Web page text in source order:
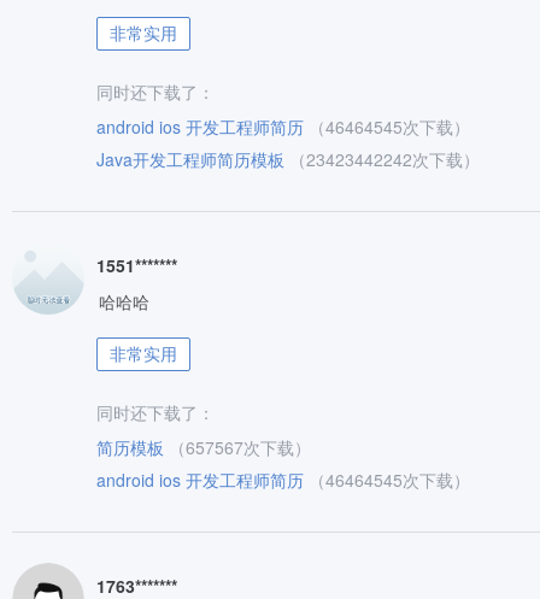
非常实用
同时还下载了：
android ios 开发工程师简历
（46464545次下载）
Java开发工程师简历模板
（23423442242次下载）
1551*******
哈哈哈
非常实用
同时还下载了：
简历模板
（657567次下载）
android ios 开发工程师简历
（46464545次下载）
1763*******